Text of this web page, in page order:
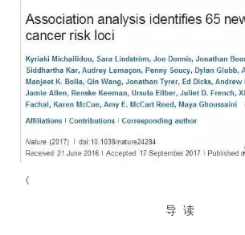
《
导 读